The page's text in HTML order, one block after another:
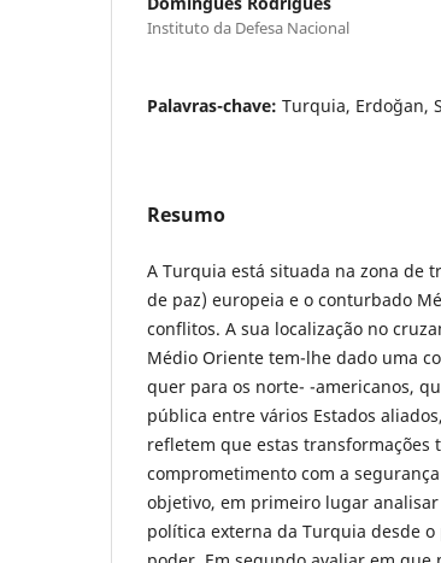
Instituto da Defesa Nacional
Palavras-chave: Turquia, Erdoğan,
Resumo
A Turquia está situada na zona de
de paz) europeia e o conturbado
conflitos. A sua localização no
Médio Oriente tem-lhe dado uma
quer para os norte- -americanos,
pública entre vários Estados
refletem que estas transformações
comprometimento com a
objetivo, em primeiro lugar
política externa da Turquia desde